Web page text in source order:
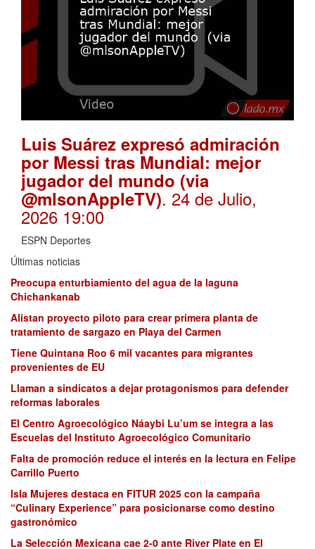
Luis Suárez expresó admiración
por Messi tras Mundial: mejor
jugador del mundo (via
@mlsonAppleTV). 24 de Julio,
2026 19:00
ESPN Deportes
Últimas noticias
Preocupa enturbiamiento del agua de la laguna
Chichankanab
Alistan proyecto piloto para crear primera planta de
tratamiento de sargazo en Playa del Carmen
Tiene Quintana Roo 6 mil vacantes para migrantes
provenientes de EU
Llaman a sindicatos a dejar protagonismos para defender
reformas laborales
El Centro Agroecológico Náaybi Lu’um se integra a las
Escuelas del Instituto Agroecológico Comunitario
Falta de promoción reduce el interés en la lectura en Felipe
Carrillo Puerto
Isla Mujeres destaca en FITUR 2025 con la campaña
“Culinary Experience” para posicionarse como destino
gastronómico
La Selección Mexicana cae 2-0 ante River Plate en El